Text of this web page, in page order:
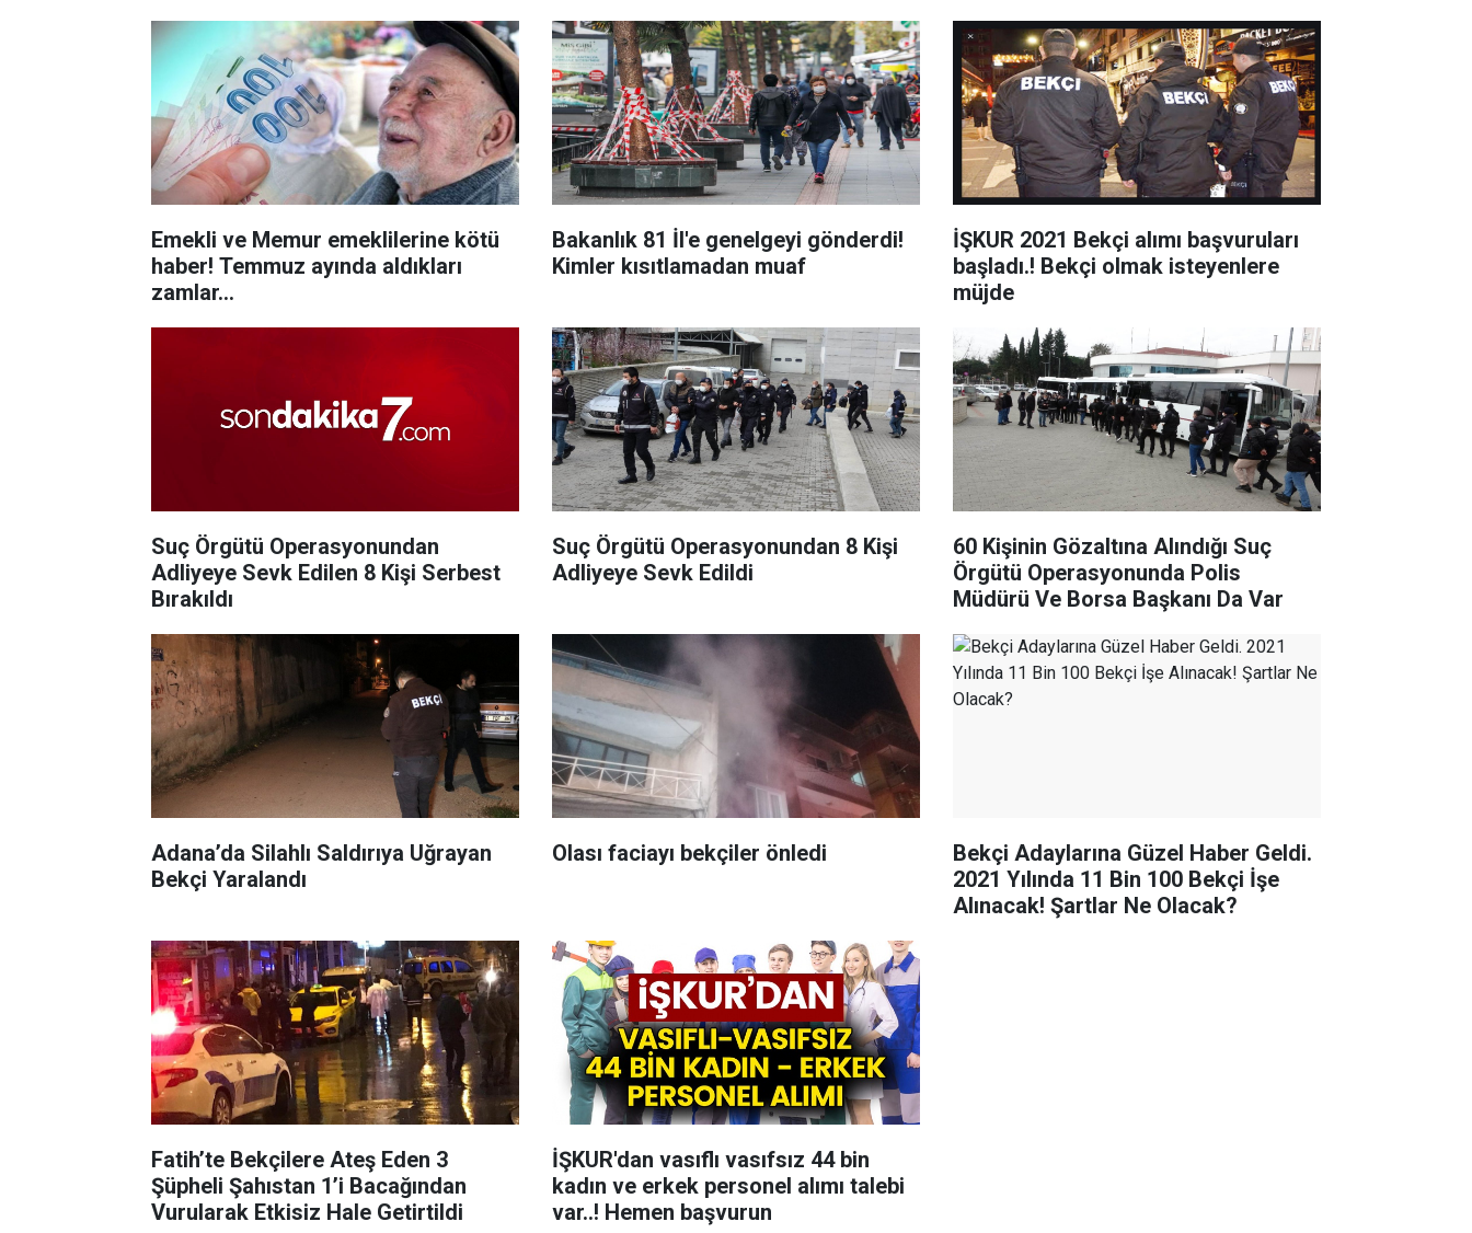
Emekli ve Memur emeklilerine kötü
haber! Temmuz ayında aldıkları
zamlar...
Bakanlık 81 İl'e genelgeyi gönderdi!
Kimler kısıtlamadan muaf
İŞKUR 2021 Bekçi alımı başvuruları
başladı.! Bekçi olmak isteyenlere
müjde
Suç Örgütü Operasyonundan
Adliyeye Sevk Edilen 8 Kişi Serbest
Bırakıldı
Suç Örgütü Operasyonundan 8 Kişi
Adliyeye Sevk Edildi
60 Kişinin Gözaltına Alındığı Suç
Örgütü Operasyonunda Polis
Müdürü Ve Borsa Başkanı Da Var
Adana’da Silahlı Saldırıya Uğrayan
Bekçi Yaralandı
Olası faciayı bekçiler önledi
Bekçi Adaylarına Güzel Haber Geldi.
2021 Yılında 11 Bin 100 Bekçi İşe
Alınacak! Şartlar Ne Olacak?
Fatih’te Bekçilere Ateş Eden 3
Şüpheli Şahıstan 1’i Bacağından
Vurularak Etkisiz Hale Getirtildi
İŞKUR'dan vasıflı vasıfsız 44 bin
kadın ve erkek personel alımı talebi
var..! Hemen başvurun